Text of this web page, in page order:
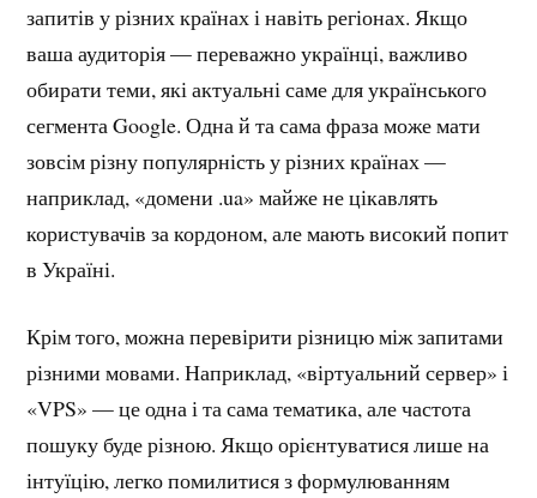
запитів у різних країнах і навіть регіонах. Якщо
ваша аудиторія — переважно українці, важливо
обирати теми, які актуальні саме для українського
сегмента Google. Одна й та сама фраза може мати
зовсім різну популярність у різних країнах —
наприклад, «домени .ua» майже не цікавлять
користувачів за кордоном, але мають високий попит
в Україні.
Крім того, можна перевірити різницю між запитами
різними мовами. Наприклад, «віртуальний сервер» і
«VPS» — це одна і та сама тематика, але частота
пошуку буде різною. Якщо орієнтуватися лише на
інтуїцію, легко помилитися з формулюванням